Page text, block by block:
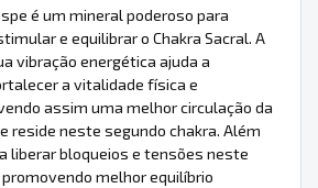
é um mineral poderoso para
e equilibrar o Chakra Sacral. A
vibração energética ajuda a
a vitalidade física e
assim uma melhor circulação da
reside neste segundo chakra. Além
liberar bloqueios e tensões neste
melhor equilíbrio